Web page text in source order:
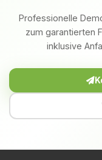
Professionelle
zum garantierten
inklusive